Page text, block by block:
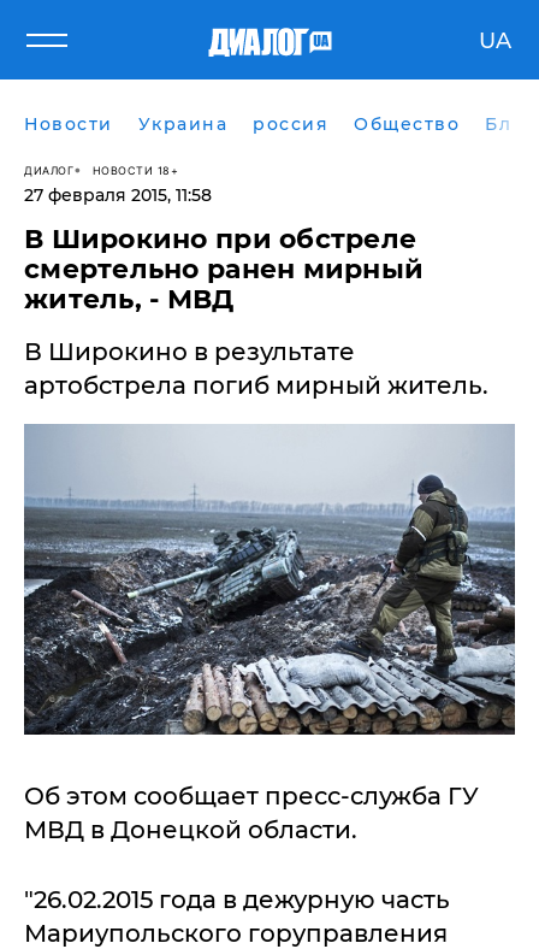
UA
Новости Украина россия Общество
ДИАЛОГ НОВОСТИ 18+
27 февраля 2015, 11:58
​В Широкино при обстреле
смертельно ранен мирный
житель, - МВД
​В Широкино в результате
артобстрела погиб мирный житель.
Об этом сообщает пресс-служба ГУ
МВД в Донецкой области.
"26.02.2015 года в дежурную часть
Мариупольского горуправления